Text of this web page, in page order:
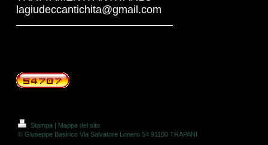
lagiudeccantichita@gmail.com
Stampa | Mappa del sito
© Giuseppe Basirico Via Salvatore Lonero 54 91100 TRAPANI